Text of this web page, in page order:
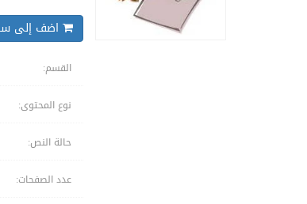
اضف إلى
القسم:
نوع المحتوى:
حالة النص:
عدد الصفحات: